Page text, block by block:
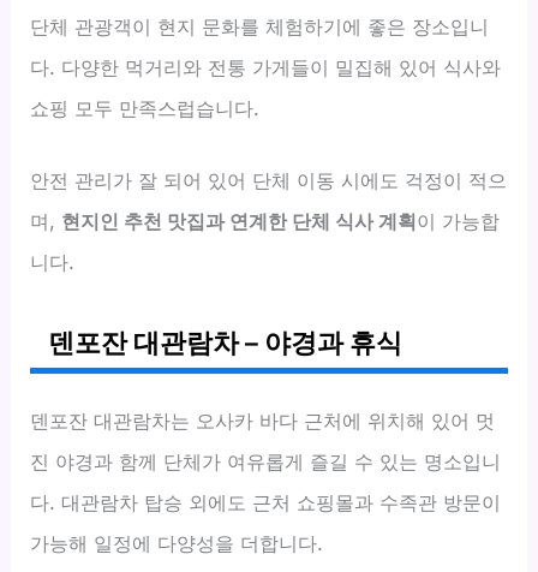
단체 관광객이 현지 문화를 체험하기에 좋은 장소입니
다. 다양한 먹거리와 전통 가게들이 밀집해 있어 식사와
쇼핑 모두 만족스럽습니다.
안전 관리가 잘 되어 있어 단체 이동 시에도 걱정이 적으
며, 현지인 추천 맛집과 연계한 단체 식사 계획이 가능합
니다.
덴포잔 대관람차 – 야경과 휴식
덴포잔 대관람차는 오사카 바다 근처에 위치해 있어 멋
진 야경과 함께 단체가 여유롭게 즐길 수 있는 명소입니
다. 대관람차 탑승 외에도 근처 쇼핑몰과 수족관 방문이
가능해 일정에 다양성을 더합니다.